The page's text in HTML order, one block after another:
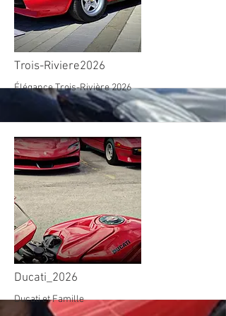
More
Trois-Riviere2026
Élégance Trois-Rivière 2026
More
Ducati_2026
Ducati et Famille